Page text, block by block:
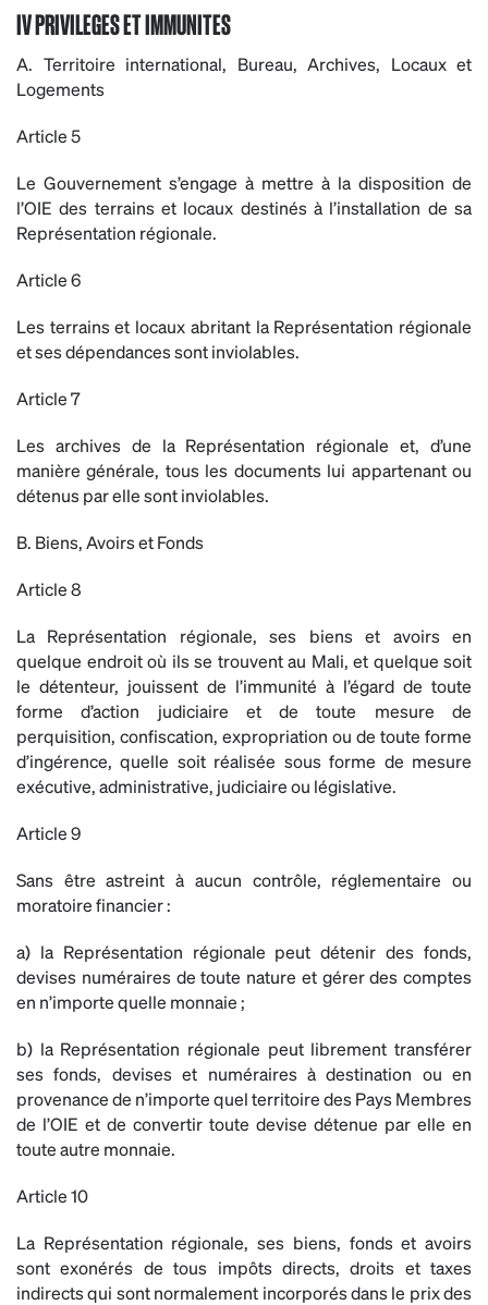
IV PRIVILEGES ET IMMUNITES
A. Territoire international, Bureau, Archives, Locaux et
Logements
Article 5
Le Gouvernement s’engage à mettre à la disposition de
l’OIE des terrains et locaux destinés à l’installation de sa
Représentation régionale.
Article 6
Les terrains et locaux abritant la Représentation régionale
et ses dépendances sont inviolables.
Article 7
Les archives de la Représentation régionale et, d’une
manière générale, tous les documents lui appartenant ou
détenus par elle sont inviolables.
B. Biens, Avoirs et Fonds
Article 8
La Représentation régionale, ses biens et avoirs en
quelque endroit où ils se trouvent au Mali, et quelque soit
le détenteur, jouissent de l’immunité à l’égard de toute
forme d’action judiciaire et de toute mesure de
perquisition, confiscation, expropriation ou de toute forme
d’ingérence, quelle soit réalisée sous forme de mesure
exécutive, administrative, judiciaire ou législative.
Article 9
Sans être astreint à aucun contrôle, réglementaire ou
moratoire financier :
a) la Représentation régionale peut détenir des fonds,
devises numéraires de toute nature et gérer des comptes
en n’importe quelle monnaie ;
b) la Représentation régionale peut librement transférer
ses fonds, devises et numéraires à destination ou en
provenance de n’importe quel territoire des Pays Membres
de l’OIE et de convertir toute devise détenue par elle en
toute autre monnaie.
Article 10
La Représentation régionale, ses biens, fonds et avoirs
sont exonérés de tous impôts directs, droits et taxes
indirects qui sont normalement incorporés dans le prix des